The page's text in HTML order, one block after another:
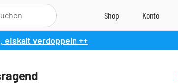
eiskalt verdoppeln ++